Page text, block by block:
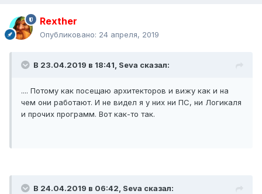
Rexther
Опубликовано: 24 апреля, 2019
В 23.04.2019 в 18:41, Seva сказал:
.... Потому как посещаю архитекторов и вижу как и на
чем они работают. И не видел я у них ни ПС, ни Логикаля
и прочих программ. Вот как-то так.
В 24.04.2019 в 06:42, Seva сказал: